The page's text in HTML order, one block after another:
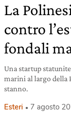
La
contro
fondali
Una startup
marini al largo della
stanno.
Esteri 7 agosto